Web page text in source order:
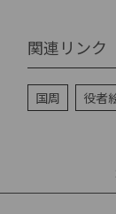
関連リンク
国周 役者